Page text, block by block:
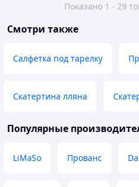
Показано 1 - 29
Смотри также
Салфетка под тарелку
Скатертина лляна
Популярные
LiMaSo Прованс